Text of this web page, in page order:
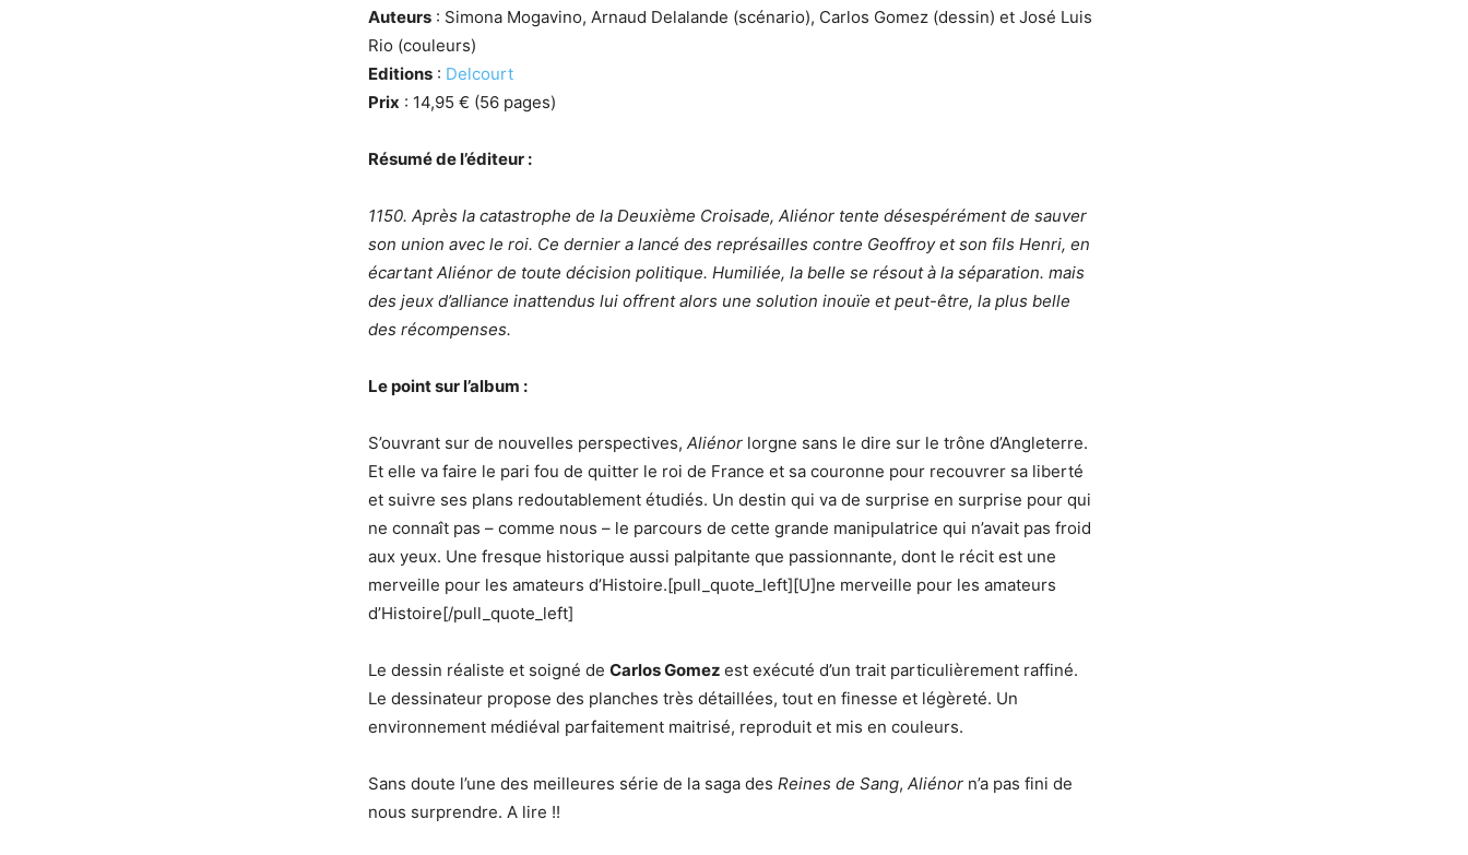
Auteurs : Simona Mogavino, Arnaud Delalande (scénario), Carlos Gomez (dessin) et José Luis
Rio (couleurs)
Editions : Delcourt
Prix : 14,95 € (56 pages)
Résumé de l’éditeur :
1150. Après la catastrophe de la Deuxième Croisade, Aliénor tente désespérément de sauver
son union avec le roi. Ce dernier a lancé des représailles contre Geoffroy et son fils Henri, en
écartant Aliénor de toute décision politique. Humiliée, la belle se résout à la séparation. mais
des jeux d’alliance inattendus lui offrent alors une solution inouïe et peut-être, la plus belle
des récompenses.
Le point sur l’album :
S’ouvrant sur de nouvelles perspectives, Aliénor lorgne sans le dire sur le trône d’Angleterre.
Et elle va faire le pari fou de quitter le roi de France et sa couronne pour recouvrer sa liberté
et suivre ses plans redoutablement étudiés. Un destin qui va de surprise en surprise pour qui
ne connaît pas – comme nous – le parcours de cette grande manipulatrice qui n’avait pas froid
aux yeux. Une fresque historique aussi palpitante que passionnante, dont le récit est une
merveille pour les amateurs d’Histoire.[pull_quote_left][U]ne merveille pour les amateurs
d’Histoire[/pull_quote_left]
Le dessin réaliste et soigné de Carlos Gomez est exécuté d’un trait particulièrement raffiné.
Le dessinateur propose des planches très détaillées, tout en finesse et légèreté. Un
environnement médiéval parfaitement maitrisé, reproduit et mis en couleurs.
Sans doute l’une des meilleures série de la saga des Reines de Sang, Aliénor n’a pas fini de
nous surprendre. A lire !!